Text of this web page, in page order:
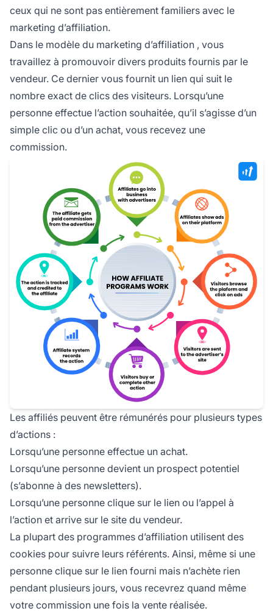
ceux qui ne sont pas entièrement familiers avec le
marketing d’affiliation.
Dans le modèle du marketing d’affiliation , vous
travaillez à promouvoir divers produits fournis par le
vendeur. Ce dernier vous fournit un lien qui suit le
nombre exact de clics des visiteurs. Lorsqu’une
personne effectue l’action souhaitée, qu’il s’agisse d’un
simple clic ou d’un achat, vous recevez une
commission.
Les affiliés peuvent être rémunérés pour plusieurs types
d’actions :
Lorsqu’une personne effectue un achat.
Lorsqu’une personne devient un prospect potentiel
(s’abonne à des newsletters).
Lorsqu’une personne clique sur le lien ou l’appel à
l’action et arrive sur le site du vendeur.
La plupart des programmes d’affiliation utilisent des
cookies pour suivre leurs référents. Ainsi, même si une
personne clique sur le lien fourni mais n’achète rien
pendant plusieurs jours, vous recevrez quand même
votre commission une fois la vente réalisée.